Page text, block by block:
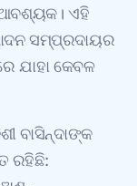
ଏହି
ସମ୍ପ୍ରଦାୟର
ଯାହା କେବଳ
ବାସିନ୍ଦାଙ୍କ
ରହିଛି: